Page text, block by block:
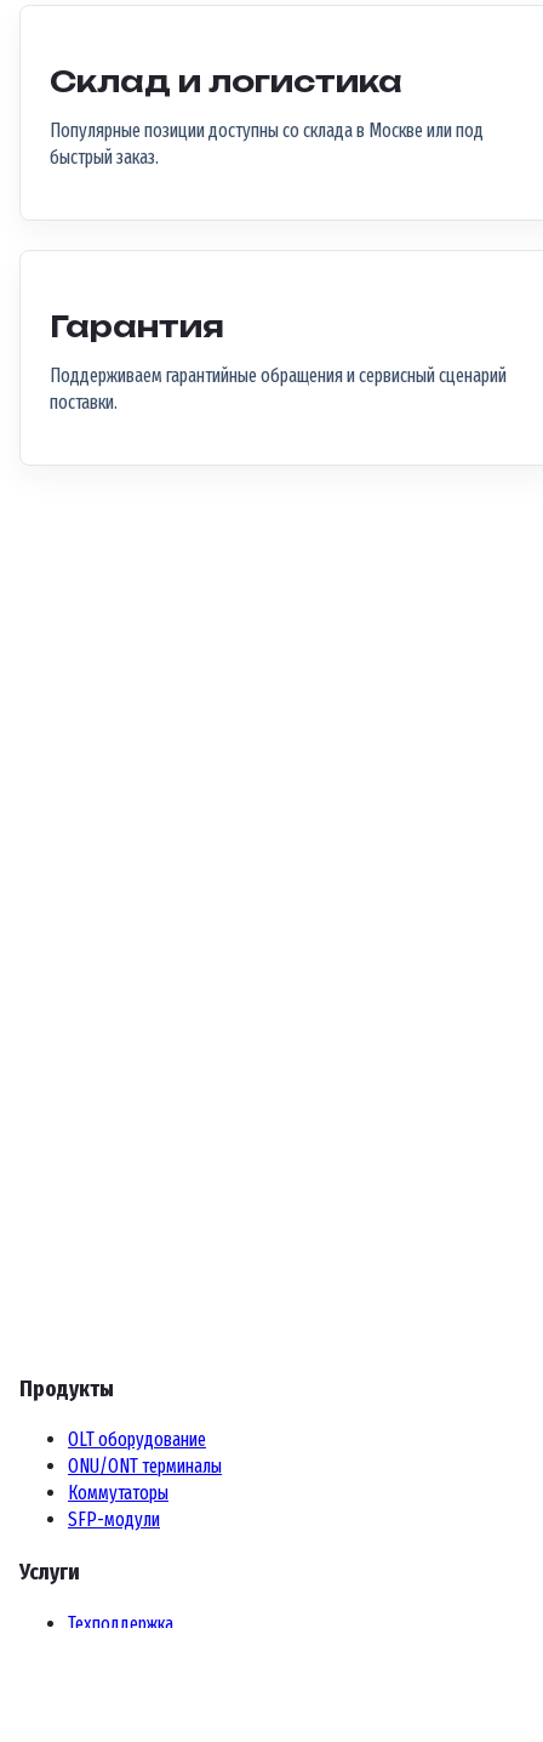
Склад и логистика
Популярные позиции доступны со склада в Москве или под
быстрый заказ.
Гарантия
Поддерживаем гарантийные обращения и сервисный сценарий
поставки.
Продукты
OLT оборудование
ONU/ONT терминалы
Коммутаторы
SFP-модули
Услуги
Техподдержка